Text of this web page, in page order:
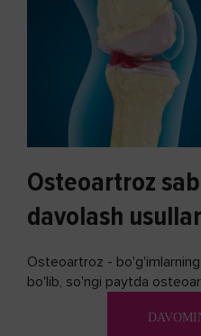
Osteoartroz
davolash
Osteoartroz -
bo'lib, so'ngi paytda